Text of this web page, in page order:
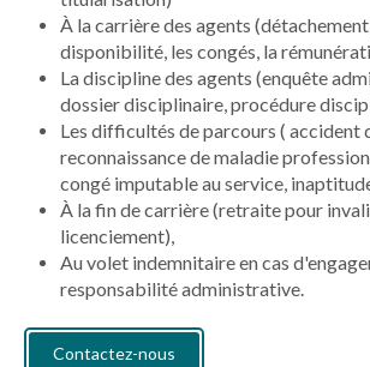
À la carrière des agents
disponibilité, les congés, la
La discipline des agents (enquête
dossier disciplinaire, procédure
Les difficultés de parcours ( accident
reconnaissance de maladie
congé imputable au service,
À la fin de carrière (retraite pour
licenciement),
Au volet indemnitaire en cas
responsabilité administrative.
Contactez-nous